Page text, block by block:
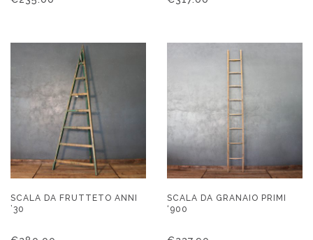
SCALA DA FRUTTETO ANNI
’30
SCALA DA GRANAIO PRIMI
‘900